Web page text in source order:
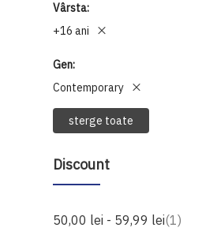
Vârsta
+16 ani
Gen
Contemporary
sterge toate
Discount
50,00 lei - 59,99 lei 1produs